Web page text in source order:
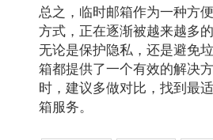
总之，临时邮箱作为一种方
方式，正在逐渐被越来越多
无论是保护隐私，还是避免
箱都提供了一个有效的解决
时，建议多做对比，找到最
箱服务。